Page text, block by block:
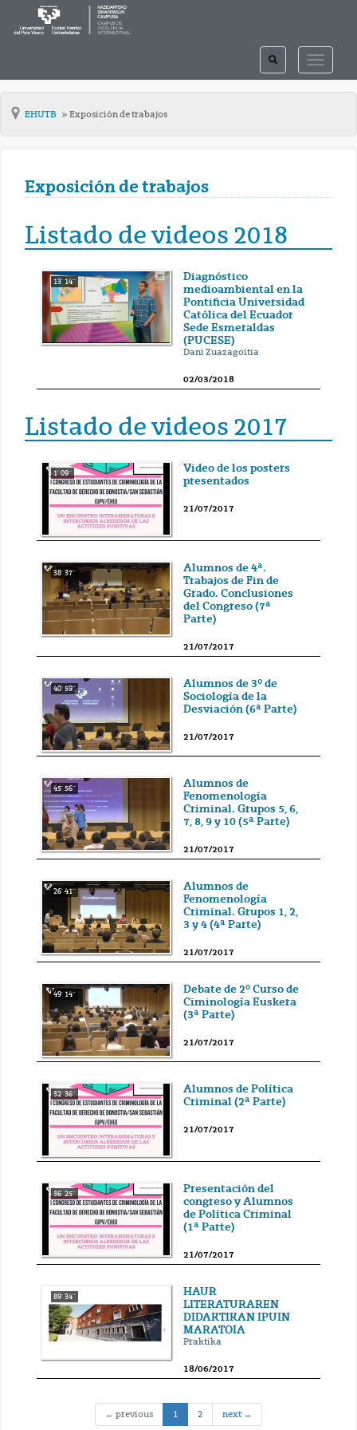
TOGGLE
TOGGLE
SEARCH
EHUTB Exposición de trabajos
Exposición de trabajos
Listado de videos 2018
13' 14''
Diagnóstico
medioambiental en la
Pontificia Universidad
Católica del Ecuador
Sede Esmeraldas
(PUCESE)
Dani Zuazagoitia
02/03/2018
Listado de videos 2017
1' 09''
Video de los posters
presentados
21/07/2017
38' 37''
Alumnos de 4ª.
Trabajos de Fin de
Grado. Conclusiones
del Congreso (7ª
Parte)
21/07/2017
40' 59''
Alumnos de 3º de
Sociología de la
Desviación (6ª Parte)
21/07/2017
45' 56''
Alumnos de
Fenomenología
Criminal. Grupos 5, 6,
7, 8, 9 y 10 (5ª Parte)
21/07/2017
26' 41''
Alumnos de
Fenomenología
Criminal. Grupos 1, 2,
3 y 4 (4ª Parte)
21/07/2017
49' 14''
Debate de 2º Curso de
Ciminología Euskera
(3ª Parte)
21/07/2017
32' 36''
Alumnos de Política
Criminal (2ª Parte)
21/07/2017
36' 25''
Presentación del
congreso y Alumnos
de Política Criminal
(1ª Parte)
21/07/2017
89' 34''
HAUR
LITERATURAREN
DIDAKTIKAN IPUIN
MARATOIA
Praktika
18/06/2017
← previous 1 (current)
2 next →